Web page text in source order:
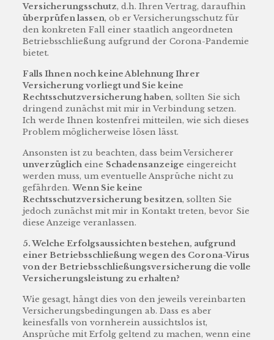
Versicherungsschutz, d.h. Ihren Vertrag, daraufhin
überprüfen lassen, ob er Versicherungsschutz für
den konkreten Fall einer staatlich angeordneten
Betriebsschließung aufgrund der Corona-Pandemie
bietet.
Falls Ihnen noch keine Ablehnung Ihrer
Versicherung vorliegt und Sie keine
Rechtsschutzversicherung haben, sollten Sie sich
dringend zunächst mit mir in Verbindung setzen.
Ich werde Ihnen kostenfrei mitteilen, wie sich dieses
Problem möglicherweise lösen lässt.
Ansonsten ist zu beachten, dass beim Versicherer
unverzüglicheine Schadensanzeige eingereicht
werden muss, um eventuelle Ansprüche nicht zu
gefährden. Wenn Sie keine
Rechtsschutzversicherung besitzen, sollten Sie
jedoch zunächst mit mir in Kontakt treten, bevor Sie
diese Anzeige veranlassen.
5. Welche Erfolgsaussichten bestehen, aufgrund
einer Betriebsschließung wegen des Corona-Virus
von der Betriebsschließungsversicherung die volle
Versicherungsleistung zu erhalten?
Wie gesagt, hängt dies von den jeweils vereinbarten
Versicherungsbedingungen ab. Dass es aber
keinesfalls von vornherein aussichtslos ist,
Ansprüche mit Erfolg geltend zu machen, wenn eine